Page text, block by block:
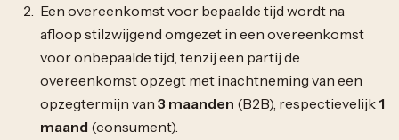
Een overeenkomst voor bepaalde tijd wordt na
afloop stilzwijgend omgezet in een overeenkomst
voor onbepaalde tijd, tenzij een partij de
overeenkomst opzegt met inachtneming van een
opzegtermijn van 3 maanden (B2B), respectievelijk 1
maand (consument).